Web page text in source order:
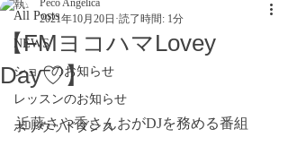
All Posts
NEWS
ショーのお知らせ
レッスンのお知らせ
ボリウッドダンス
【FMヨコハマLovey
Day♡】
2021年10月20日 読了時間: 1分
近藤さや香さんおがDJを務める番組